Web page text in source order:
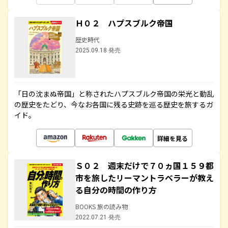
Ｈ０２ ハプスブルク帝国
歴史時代
2025.09.18 発売
「日の沈まぬ帝国」と称されたハプスブルク帝国の栄光と動乱
の歴史をたどり、今なお各国に残る史跡を巡る歴史を旅するガ
イド。
詳細を見る
Ｓ０２ 週末だけで７０ヵ国１５９都
市を旅したリーマントラベラーが教え
る自分の時間の作り方
BOOKS 旅の読み物
2022.07.21 発売